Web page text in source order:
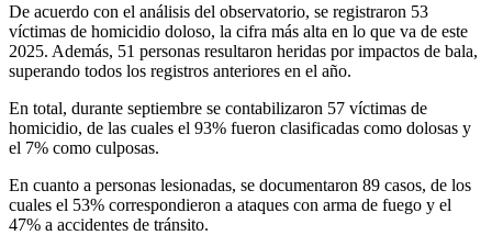
De acuerdo con el análisis del observatorio, se registraron 53
víctimas de homicidio doloso, la cifra más alta en lo que va de este
2025. Además, 51 personas resultaron heridas por impactos de bala,
superando todos los registros anteriores en el año.
En total, durante septiembre se contabilizaron 57 víctimas de
homicidio, de las cuales el 93% fueron clasificadas como dolosas y
el 7% como culposas.
En cuanto a personas lesionadas, se documentaron 89 casos, de los
cuales el 53% correspondieron a ataques con arma de fuego y el
47% a accidentes de tránsito.